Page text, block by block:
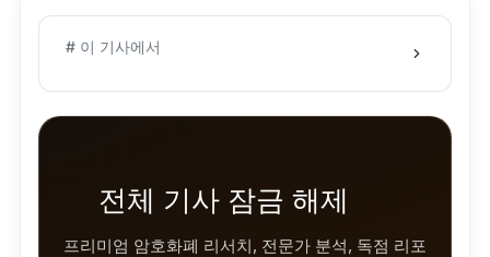
# 이 기사에서
전체 기사 잠금 해제
프리미엄 암호화폐 리서치, 전문가 분석, 독점 리포